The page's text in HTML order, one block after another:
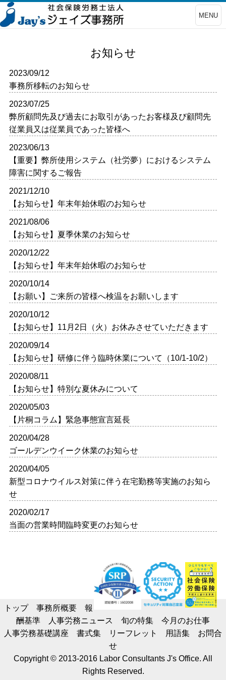
MENU
お知らせ
2023/09/12
事務所移転のお知らせ
2023/07/25
弊所顧問先及び過去にお取引があったお客様及び顧問先
従業員又は従業員であった皆様へ
2023/06/13
【重要】弊所使用システム（社労夢）におけるシステム
障害に関するご報告
2021/12/10
【お知らせ】年末年始休暇のお知らせ
2021/08/06
【お知らせ】夏季休業のお知らせ
2020/12/22
【お知らせ】年末年始休暇のお知らせ
2020/10/14
【お願い】ご来所の皆様へ検温をお願いします
2020/10/12
【お知らせ】11月2日（火）お休みさせていただきます
2020/09/14
【お知らせ】研修に伴う臨時休業について（10/1-10/2）
2020/08/11
【お知らせ】特別な夏休みについて
2020/05/03
【片桐コラム】緊急事態宣言延長
2020/04/28
ゴールデンウイーク休業のお知らせ
2020/04/05
新型コロナウイルス対策に伴う在宅勤務等実施のお知ら
せ
2020/02/17
当面の営業時間臨時変更のお知らせ
トップ 事務所概要
報
酬基準
人事労務ニュース 旬の特集
今月のお仕事
人事労務基礎講座
書式集 リーフレット 用語集
お問合
せ
Copyright © 2013-2016 Labor Consultants J's Office. All
Rights Reserved.